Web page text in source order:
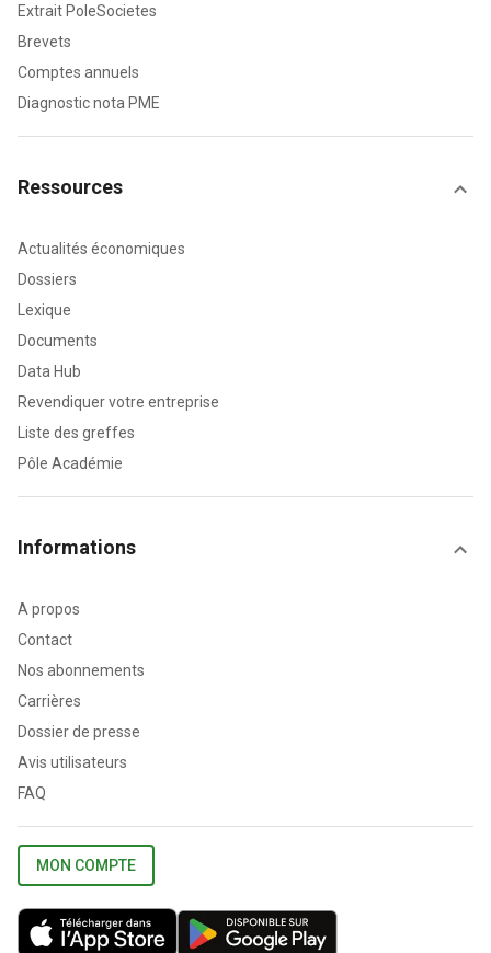
Extrait PoleSocietes
Brevets
Comptes annuels
Diagnostic nota PME
Ressources
Actualités économiques
Dossiers
Lexique
Documents
Data Hub
Revendiquer votre entreprise
Liste des greffes
Pôle Académie
Informations
A propos
Contact
Nos abonnements
Carrières
Dossier de presse
Avis utilisateurs
FAQ
MON COMPTE